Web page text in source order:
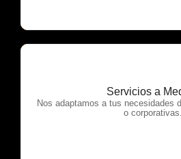
Servicios a
Nos adaptamos a tus necesidades
o corporativas.
OTP